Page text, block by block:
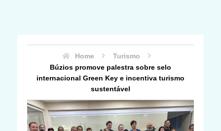
Home
Turismo
Búzios promove palestra sobre selo
internacional Green Key e incentiva turismo
sustentável